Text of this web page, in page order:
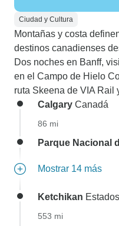
Ciudad y Cultura
Montañas y costa
destinos canadienses
Dos noches en Banff,
en el Campo de Hielo
ruta Skeena de VIA Rail
Calgary Canadá
86 mi
Parque Nacional
Mostrar 14 más
Ketchikan
553 mi